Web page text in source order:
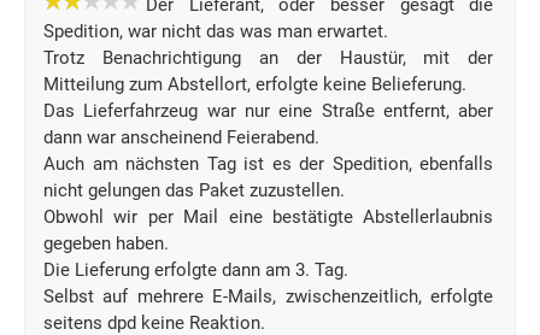
Der Lieferant, oder besser gesagt die
Spedition, war nicht das was man erwartet.
Trotz Benachrichtigung an der Haustür, mit der
Mitteilung zum Abstellort, erfolgte keine Belieferung.
Das Lieferfahrzeug war nur eine Straße entfernt, aber
dann war anscheinend Feierabend.
Auch am nächsten Tag ist es der Spedition, ebenfalls
nicht gelungen das Paket zuzustellen.
Obwohl wir per Mail eine bestätigte Abstellerlaubnis
gegeben haben.
Die Lieferung erfolgte dann am 3. Tag.
Selbst auf mehrere E-Mails, zwischenzeitlich, erfolgte
seitens dpd keine Reaktion.